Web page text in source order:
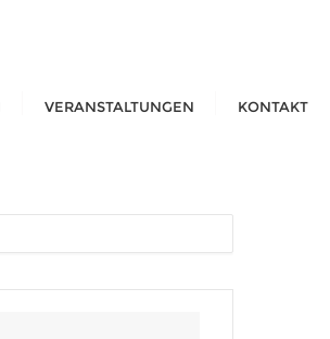
VERANSTALTUNGEN KONTAKT